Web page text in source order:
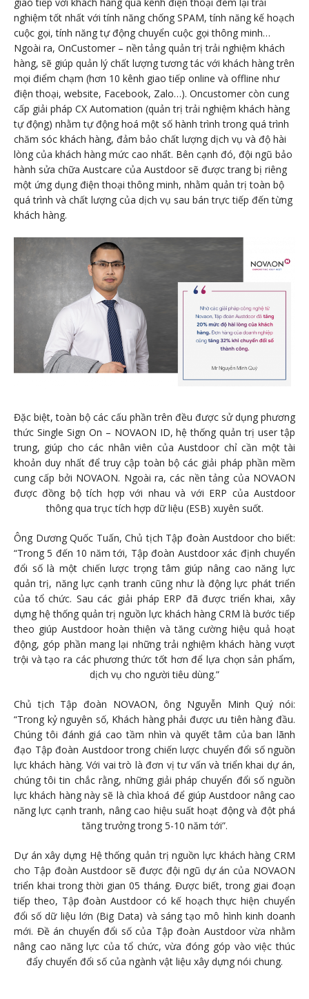
nghiệm tốt nhất với tính năng chống SPAM, tính năng kế hoạch
cuộc gọi, tính năng tự động chuyển cuộc gọi thông minh…
Ngoài ra, OnCustomer – nền tảng quản trị trải nghiệm khách
hàng, sẽ giúp quản lý chất lượng tương tác với khách hàng trên
mọi điểm chạm (hơn 10 kênh giao tiếp online và offline như
điện thoại, website, Facebook, Zalo…). Oncustomer còn cung
cấp giải pháp CX Automation (quản trị trải nghiệm khách hàng
tự động) nhằm tự động hoá một số hành trình trong quá trình
chăm sóc khách hàng, đảm bảo chất lượng dịch vụ và độ hài
lòng của khách hàng mức cao nhất. Bên cạnh đó, đội ngũ bảo
hành sửa chữa Austcare của Austdoor sẽ được trang bị riêng
một ứng dụng điện thoại thông minh, nhằm quản trị toàn bộ
quá trình và chất lượng của dịch vụ sau bán trực tiếp đến từng
khách hàng.
Đặc biệt, toàn bộ các cấu phần trên đều được sử dụng phương
thức Single Sign On – NOVAON ID, hệ thống quản trị user tập
trung, giúp cho các nhân viên của Austdoor chỉ cần một tài
khoản duy nhất để truy cập toàn bộ các giải pháp phần mềm
cung cấp bởi NOVAON. Ngoài ra, các nền tảng của NOVAON
được đồng bộ tích hợp với nhau và với ERP của Austdoor
thông qua trục tích hợp dữ liệu (ESB) xuyên suốt.
Ông Dương Quốc Tuấn, Chủ tịch Tập đoàn Austdoor cho biết:
“Trong 5 đến 10 năm tới, Tập đoàn Austdoor xác định chuyển
đổi số là một chiến lược trọng tâm giúp nâng cao năng lực
quản trị, năng lực cạnh tranh cũng như là động lực phát triển
của tổ chức. Sau các giải pháp ERP đã được triển khai, xây
dựng hệ thống quản trị nguồn lực khách hàng CRM là bước tiếp
theo giúp Austdoor hoàn thiện và tăng cường hiệu quả hoạt
động, góp phần mang lại những trải nghiệm khách hàng vượt
trội và tạo ra các phương thức tốt hơn để lựa chọn sản phẩm,
dịch vụ cho người tiêu dùng.”
Chủ tịch Tập đoàn NOVAON, ông Nguyễn Minh Quý nói:
“Trong kỷ nguyên số, Khách hàng phải được ưu tiên hàng đầu.
Chúng tôi đánh giá cao tầm nhìn và quyết tâm của ban lãnh
đạo Tập đoàn Austdoor trong chiến lược chuyển đổi số nguồn
lực khách hàng. Với vai trò là đơn vị tư vấn và triển khai dự án,
chúng tôi tin chắc rằng, những giải pháp chuyển đổi số nguồn
lực khách hàng này sẽ là chìa khoá để giúp Austdoor nâng cao
năng lực cạnh tranh, nâng cao hiệu suất hoạt động và đột phá
tăng trưởng trong 5-10 năm tới”.
Dự án xây dựng Hệ thống quản trị nguồn lực khách hàng CRM
cho Tập đoàn Austdoor sẽ được đội ngũ dự án của NOVAON
triển khai trong thời gian 05 tháng. Được biết, trong giai đoạn
tiếp theo, Tập đoàn Austdoor có kế hoạch thực hiện chuyển
đổi số dữ liệu lớn (Big Data) và sáng tạo mô hình kinh doanh
mới. Đề án chuyển đổi số của Tập đoàn Austdoor vừa nhằm
nâng cao năng lực của tổ chức, vừa đóng góp vào việc thúc
đẩy chuyển đổi số của ngành vật liệu xây dựng nói chung.